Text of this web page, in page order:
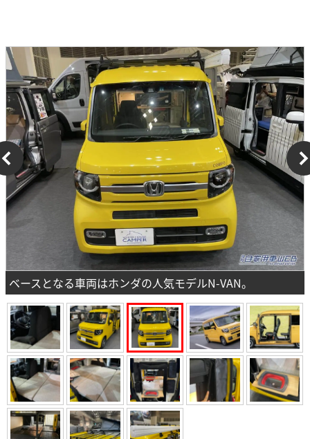
ベースとなる車両はホンダの人気モデルN-VAN。